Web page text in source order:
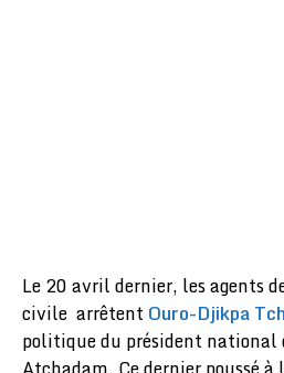
Le 20 avril dernier, les agents
civile arrêtent Ouro-Djikpa
politique du président national